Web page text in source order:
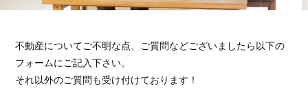
不動産についてご不明な点、ご質問などございましたら以下の
フォームにご記入下さい。
それ以外のご質問も受け付けております！